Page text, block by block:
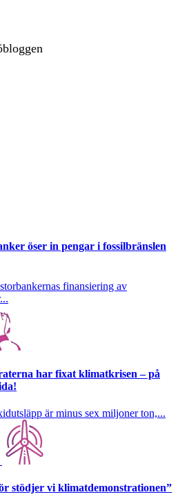
öser in pengar i fossilbränslen
finansiering av
har fixat klimatkrisen – på
är minus sex miljoner ton,...
stödjer vi klimatdemonstrationen”